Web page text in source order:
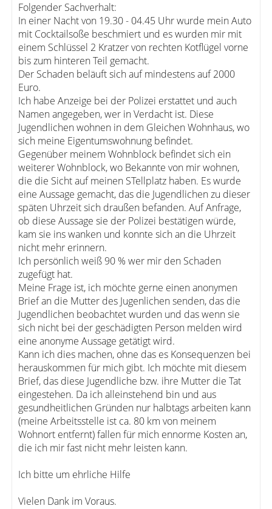
Folgender Sachverhalt:
In einer Nacht von 19.30 - 04.45 Uhr wurde mein Auto
mit Cocktailsoße beschmiert und es wurden mir mit
einem Schlüssel 2 Kratzer von rechten Kotflügel vorne
bis zum hinteren Teil gemacht.
Der Schaden beläuft sich auf mindestens auf 2000
Euro.
Ich habe Anzeige bei der Polizei erstattet und auch
Namen angegeben, wer in Verdacht ist. Diese
Jugendlichen wohnen in dem Gleichen Wohnhaus, wo
sich meine Eigentumswohnung befindet.
Gegenüber meinem Wohnblock befindet sich ein
weiterer Wohnblock, wo Bekannte von mir wohnen,
die die Sicht auf meinen STellplatz haben. Es wurde
eine Aussage gemacht, das die Jugendlichen zu dieser
späten Uhrzeit sich draußen befanden. Auf Anfrage,
ob diese Aussage sie der Polizei bestätigen würde,
kam sie ins wanken und konnte sich an die Uhrzeit
nicht mehr erinnern.
Ich persönlich weiß 90 % wer mir den Schaden
zugefügt hat.
Meine Frage ist, ich möchte gerne einen anonymen
Brief an die Mutter des Jugenlichen senden, das die
Jugendlichen beobachtet wurden und das wenn sie
sich nicht bei der geschädigten Person melden wird
eine anonyme Aussage getätigt wird.
Kann ich dies machen, ohne das es Konsequenzen bei
herauskommen für mich gibt. Ich möchte mit diesem
Brief, das diese Jugendliche bzw. ihre Mutter die Tat
eingestehen. Da ich alleinstehend bin und aus
gesundheitlichen Gründen nur halbtags arbeiten kann
(meine Arbeitsstelle ist ca. 80 km von meinem
Wohnort entfernt) fallen für mich ennorme Kosten an,
die ich mir fast nicht mehr leisten kann.
Ich bitte um ehrliche Hilfe
Vielen Dank im Voraus.